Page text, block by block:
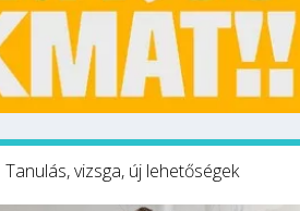
Tanulás, vizsga, új lehetőségek